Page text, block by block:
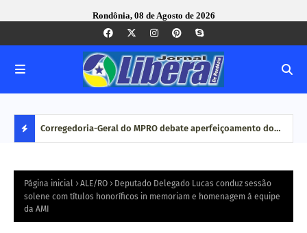
Rondônia, 08 de Agosto de 2026
S
ação Corregedoria-Geral do MPRO debate aperfeiçoamento do
congresso nacional
Página inicial ALE/RO
Deputado Delegado Lucas conduz sessão
solene com títulos honoríficos in memoriam e homenagem à equipe
da AMI